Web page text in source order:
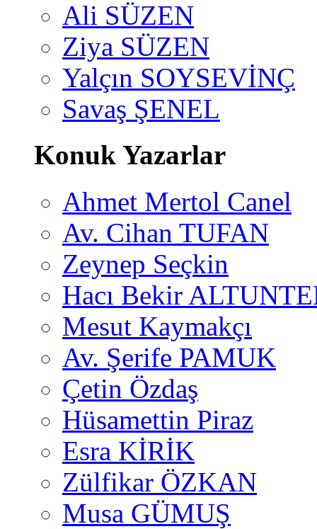
Ali SÜZEN
Ziya SÜZEN
Yalçın SOYSEVİNÇ
Savaş ŞENEL
Konuk Yazarlar
Ahmet Mertol Canel
Av. Cihan TUFAN
Zeynep Seçkin
Hacı Bekir
Mesut Kaymakçı
Av. Şerife PAMUK
Çetin Özdaş
Hüsamettin Piraz
Esra KİRİK
Zülfikar ÖZKAN
Musa GÜMUŞ